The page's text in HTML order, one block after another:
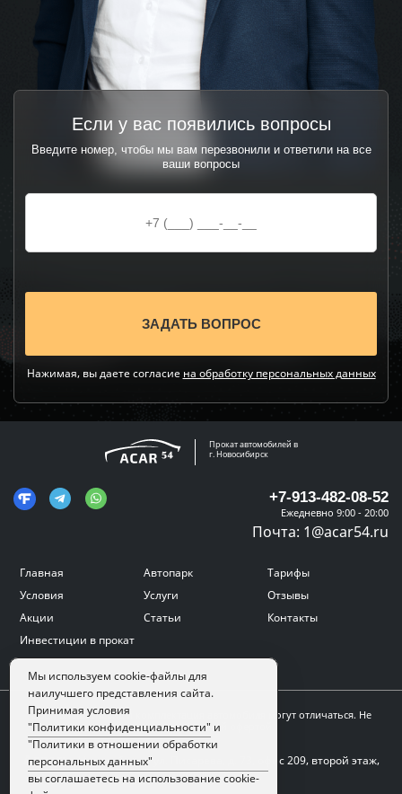
Если у вас появились вопросы
Введите номер, чтобы мы вам перезвонили и ответили на все
ваши вопросы
Нажимая, вы даете согласие на обработку персональных данных
Прокат автомобилей в
г. Новосибирск
+7-913-482-08-52
Ежедневно 9:00 - 20:00
Почта: 1@acar54.ru
Главная Автопарк
Тарифы
Условия
Услуги
Отзывы
Акции
Статьи
Контакты
Инвестиции в прокат
Цвет, внешний вид и комплектация автомобиля могут отличаться. Не
является публичной офертой.
Адрес:г. Новосибирск, ул. Писарева, д. 73, офис 209, второй этаж,
домофон 8
Мы используем cookie-файлы для
наилучшего представления сайта.
Принимая условия
"Политики конфиденциальности" и
"Политики в отношении обработки
персональных данных"
вы соглашаетесь на использование cookie-